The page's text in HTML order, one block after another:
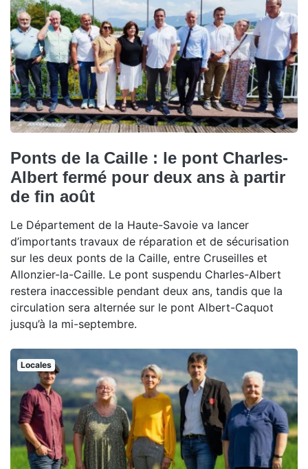
Ponts de la Caille : le pont Charles-
Albert fermé pour deux ans à partir
de fin août
Le Département de la Haute-Savoie va lancer
d’importants travaux de réparation et de sécurisation
sur les deux ponts de la Caille, entre Cruseilles et
Allonzier-la-Caille. Le pont suspendu Charles-Albert
restera inaccessible pendant deux ans, tandis que la
circulation sera alternée sur le pont Albert-Caquot
jusqu’à la mi-septembre.
Locales